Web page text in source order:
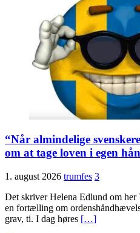
“Når almindelige
om at tage loven i egen
1. august 2026 trumfes 3
Det skriver Helena Edlund om her
en fortælling om
grav, ti. I dag høres […]